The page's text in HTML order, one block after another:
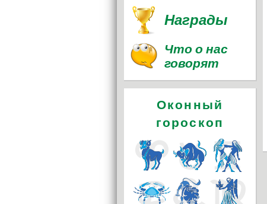
Награды
Что о нас
говорят
Оконный
гороскоп